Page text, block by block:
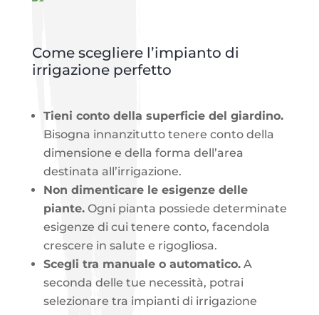
Come scegliere l’impianto di
irrigazione perfetto
Tieni conto della superficie del giardino.
Bisogna innanzitutto tenere conto della
dimensione e della forma dell’area
destinata all’irrigazione.
Non dimenticare le esigenze delle
piante.Ogni pianta possiede determinate
esigenze di cui tenere conto, facendola
crescere in salute e rigogliosa.
Scegli tra manuale o automatico.A
seconda delle tue necessità, potrai
selezionare tra impianti di irrigazione